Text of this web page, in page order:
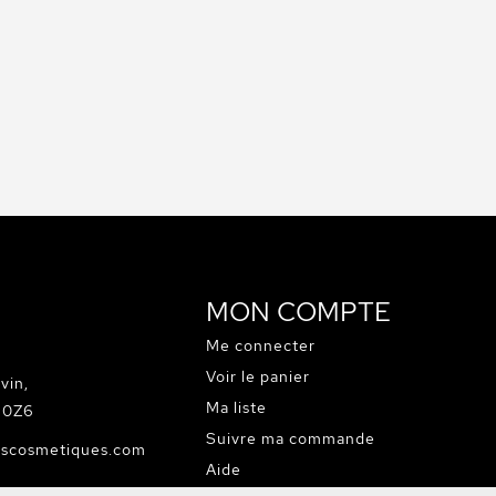
MON COMPTE
Me connecter
Voir le panier
Ma liste
Suivre ma commande
Aide